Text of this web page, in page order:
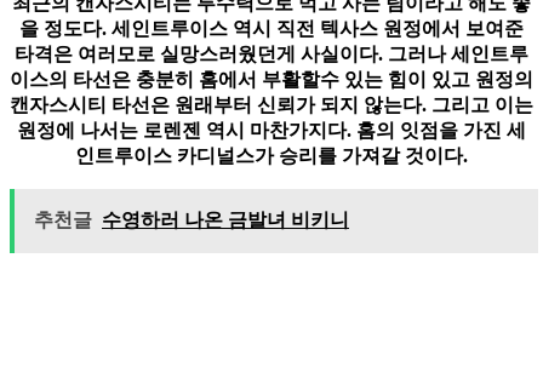
을 정도다. 세인트루이스 역시 직전 텍사스 원정에서 보여준
타격은 여러모로 실망스러웠던게 사실이다. 그러나 세인트루
이스의 타선은 충분히 홈에서 부활할수 있는 힘이 있고 원정의
캔자스시티 타선은 원래부터 신뢰가 되지 않는다. 그리고 이는
원정에 나서는 로렌젠 역시 마찬가지다. 홈의 잇점을 가진 세
인트루이스 카디널스가 승리를 가져갈 것이다.
추천글 수영하러 나온 금발녀 비키니